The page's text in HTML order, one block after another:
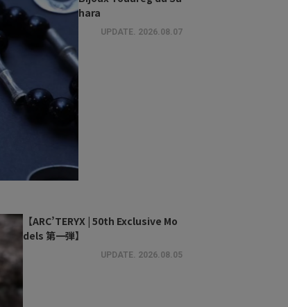
hara
UPDATE. 2026.08.07
【ARC’TERYX | 50th Exclusive Mo
dels 第一弾】
UPDATE. 2026.08.05